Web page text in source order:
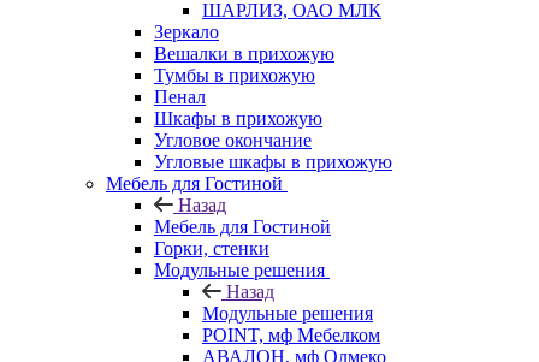
ШАРЛИЗ, ОАО МЛК
Зеркало
Вешалки в прихожую
Тумбы в прихожую
Пенал
Шкафы в прихожую
Угловое окончание
Угловые шкафы в прихожую
Мебель для Гостиной
Назад
Мебель для Гостиной
Горки, стенки
Модульные решения
Назад
Модульные решения
POINT, мф Мебелком
АВАЛОН, мф Олмеко